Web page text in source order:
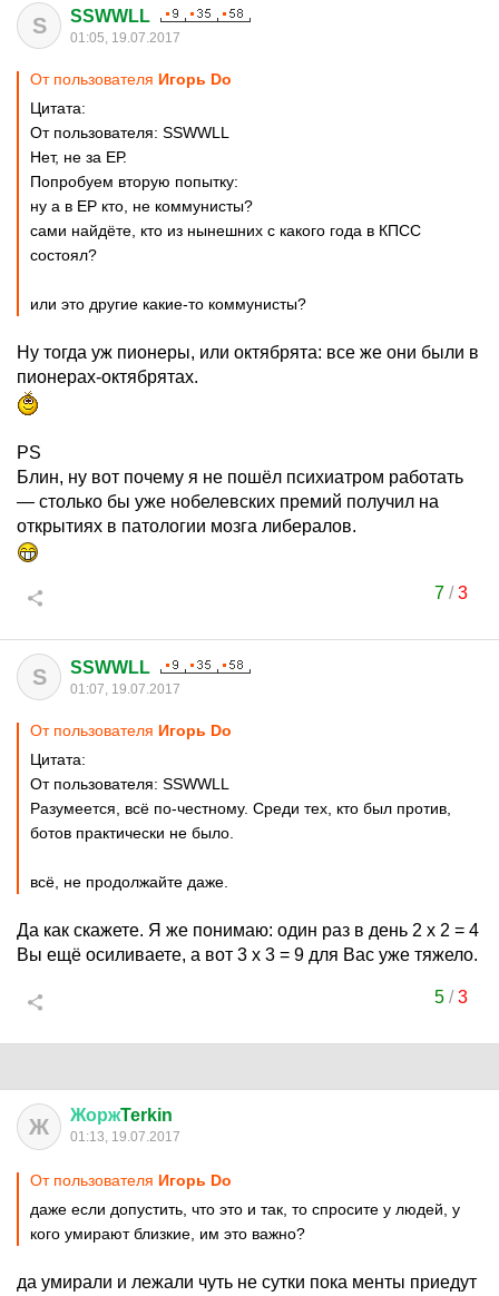
S SSWWLL
01:05, 19.07.2017
От пользователя Игорь Do
Цитата:
От пользователя: SSWWLL
Нет, не за ЕР.
Попробуем вторую попытку:
ну а в ЕР кто, не коммунисты?
сами найдёте, кто из нынешних с какого года в КПСС
состоял?
или это другие какие-то коммунисты?
Ну тогда уж пионеры, или октябрята: все же они были в
пионерах-октябрятах.
PS
Блин, ну вот почему я не пошёл психиатром работать
— столько бы уже нобелевских премий получил на
открытиях в патологии мозга либералов.
7/3
S SSWWLL
01:07, 19.07.2017
От пользователя Игорь Do
Цитата:
От пользователя: SSWWLL
Разумеется, всё по-честному. Среди тех, кто был против,
ботов практически не было.
всё, не продолжайте даже.
Да как скажете. Я же понимаю: один раз в день 2 x 2 = 4
Вы ещё осиливаете, а вот 3 x 3 = 9 для Вас уже тяжело.
5/3
Ж ЖоржTerkin
01:13, 19.07.2017
От пользователя Игорь Do
даже если допустить, что это и так, то спросите у людей, у
кого умирают близкие, им это важно?
да умирали и лежали чуть не сутки пока менты приедут